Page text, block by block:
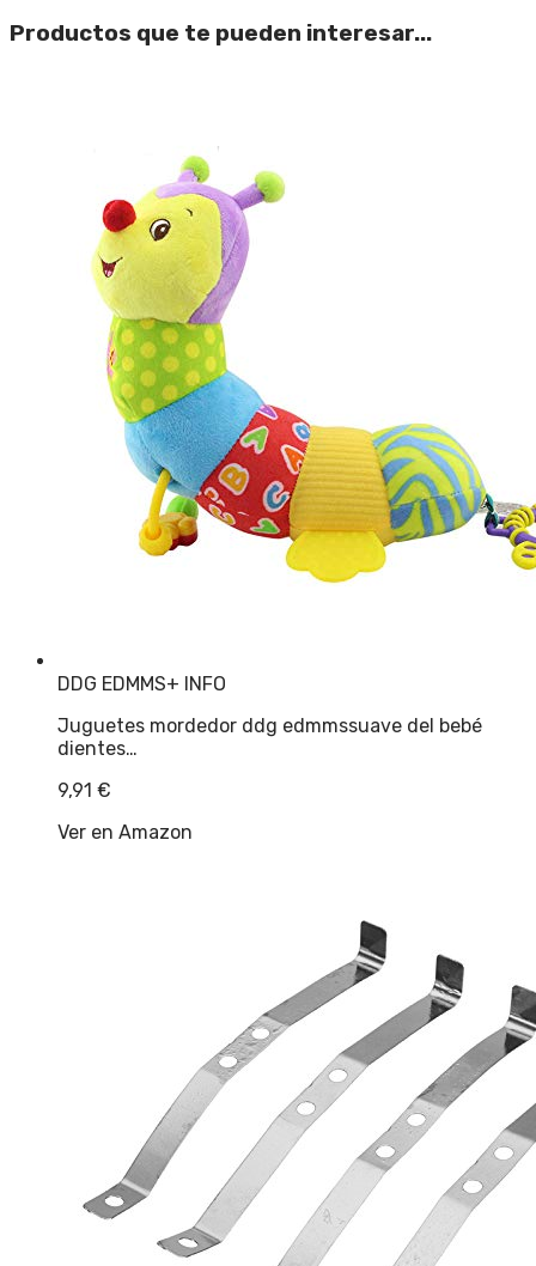
Productos que te pueden interesar...
DDG EDMMS+ INFO
Juguetes mordedor ddg edmmssuave del bebé
dientes…
9,91 €
Ver en Amazon